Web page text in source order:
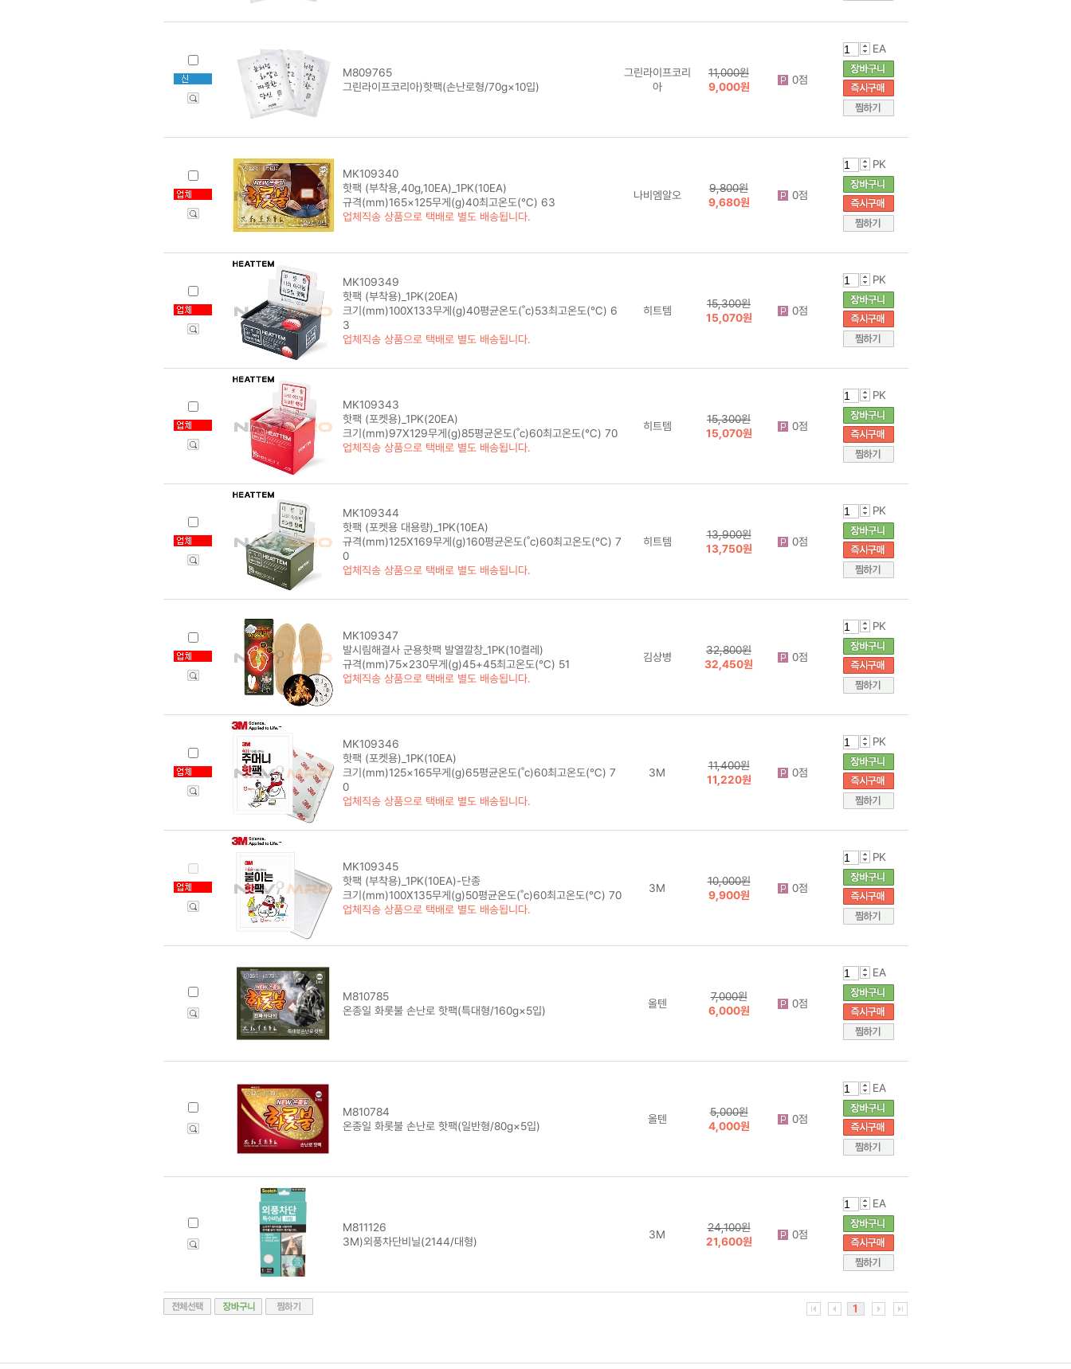
M809765
그린라이프코리아)핫팩(손난로형/70g×10입)
그린라이프코리
아
11,000원
9,000원
0점
EA
MK109340
핫팩 (부착용,40g,10EA)_1PK(10EA)
규격(mm)165×125무게(g)40최고온도(℃) 63
업체직송 상품으로 택배로 별도 배송됩니다.
나비엠알오
9,800원
9,680원
0점
PK
MK109349
핫팩 (부착용)_1PK(20EA)
크기(mm)100X133무게(g)40평균온도(˚c)53최고온도(℃) 6
3
업체직송 상품으로 택배로 별도 배송됩니다.
히트템
15,300원
15,070원
0점
PK
MK109343
핫팩 (포켓용)_1PK(20EA)
크기(mm)97X129무게(g)85평균온도(˚c)60최고온도(℃) 70
업체직송 상품으로 택배로 별도 배송됩니다.
히트템
15,300원
15,070원
0점
PK
MK109344
핫팩 (포켓용 대용량)_1PK(10EA)
규격(mm)125X169무게(g)160평균온도(˚c)60최고온도(℃) 7
0
업체직송 상품으로 택배로 별도 배송됩니다.
히트템
13,900원
13,750원
0점
PK
MK109347
발시림해결사 군용핫팩 발열깔창_1PK(10켤레)
규격(mm)75×230무게(g)45+45최고온도(℃) 51
업체직송 상품으로 택배로 별도 배송됩니다.
김상병
32,800원
32,450원
0점
PK
MK109346
핫팩 (포켓용)_1PK(10EA)
크기(mm)125×165무게(g)65평균온도(˚c)60최고온도(℃) 7
0
업체직송 상품으로 택배로 별도 배송됩니다.
3M
11,400원
11,220원
0점
PK
MK109345
핫팩 (부착용)_1PK(10EA)-단종
크기(mm)100X135무게(g)50평균온도(˚c)60최고온도(℃) 70
업체직송 상품으로 택배로 별도 배송됩니다.
3M
10,000원
9,900원
0점
PK
M810785
온종일 화롯불 손난로 핫팩(특대형/160g×5입)
올텐
7,000원
6,000원
0점
EA
M810784
온종일 화롯불 손난로 핫팩(일반형/80g×5입)
올텐
5,000원
4,000원
0점
EA
M811126
3M)외풍차단비닐(2144/대형)
3M
24,100원
21,600원
0점
EA
1